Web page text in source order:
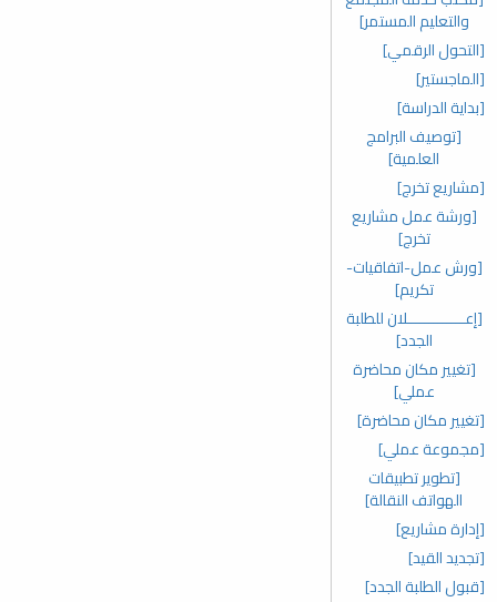
والتعليم المستمر]
[التحول الرقمي]
[الماجستير]
[بداية الدراسة]
[توصيف البرامج
العلمية]
[مشاريع تخرج]
[ورشة عمل مشاريع
تخرج]
[ورش عمل-اتفاقيات-
تكريم]
[إعـــــــــــــلان للطلبة
الجدد]
[تغيير مكان محاضرة
عملي]
[تغيير مكان محاضرة]
[مجموعة عملي]
[تطوير تطبيقات
الهواتف النقالة]
[إدارة مشاريع]
[تجديد القيد]
[قبول الطلبة الجدد]